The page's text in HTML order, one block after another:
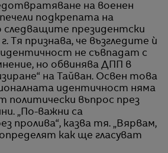
на военен
подкрепата на
следващите президентски
Тя признава, че възгледите ѝ
не съвпадат с
но обвинява ДПП в
на Тайван. Освен това
идентичност няма
политически въпрос през
„По-важни са
пролива“, казва тя. „Вярвам,
как ще гласуват